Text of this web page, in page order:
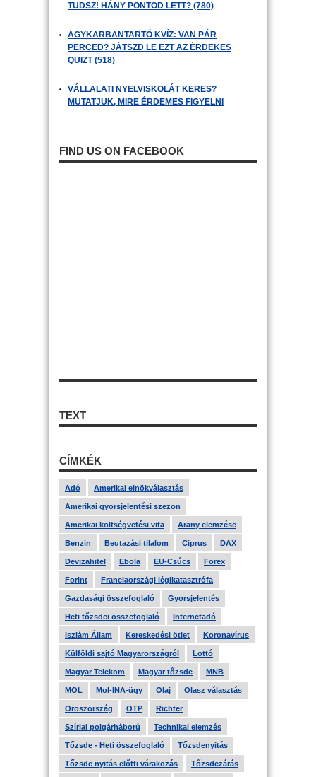
TUDSZ! HÁNY PONTOD LETT? (780)
AGYKARBANTARTÓ KVÍZ: VAN PÁR
PERCED? JÁTSZD LE EZT AZ ÉRDEKES
QUIZT (518)
VÁLLALATI NYELVISKOLÁT KERES?
MUTATJUK, MIRE ÉRDEMES FIGYELNI
FIND US ON FACEBOOK
TEXT
CÍMKÉK
Adó Amerikai elnökválasztás
Amerikai gyorsjelentési szezon
Amerikai költségvetési vita Arany elemzése
Benzin Beutazási tilalom Ciprus DAX
Devizahitel Ebola EU-Csúcs Forex
Forint Franciaországi légikatasztrófa
Gazdasági összefoglaló Gyorsjelentés
Heti tőzsdei összefoglaló Internetadó
Iszlám Állam Kereskedési ötlet Koronavírus
Külföldi sajtó Magyarországról Lottó
Magyar Telekom Magyar tőzsde MNB
MOL Mol-INA-ügy Olaj Olasz választás
Oroszország OTP Richter
Szíriai polgárháború Technikai elemzés
Tőzsde - Heti összefoglaló Tőzsdenyitás
Tőzsde nyitás előtti várakozás Tőzsdezárás